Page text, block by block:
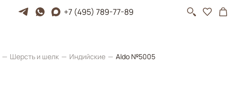
+7 (495) 789-77-89
Шерсть и шелк Индийские Aldo №5005